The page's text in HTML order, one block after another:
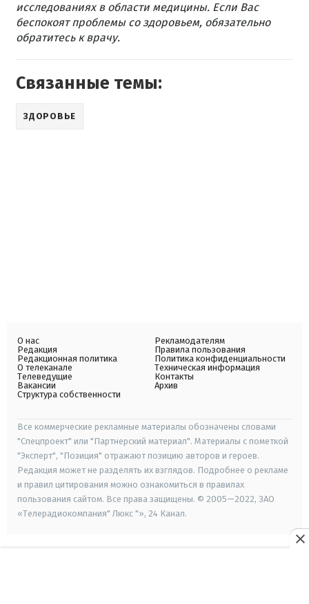
исследованиях в области медицины. Если Вас
беспокоят проблемы со здоровьем, обязательно
обратитесь к врачу.
Связанные темы:
ЗДОРОВЬЕ
О нас
Редакция
Редакционная политика
О телеканале
Телеведущие
Вакансии
Структура собственности
Рекламодателям
Правила пользования
Политика конфиденциальности
Техническая информация
Контакты
Архив
Все коммерческие рекламные материалы обозначены словами
"Спецпроект" или "Партнерский материал". Материалы с пометкой
"Эксперт", "Позиция" отражают позицию авторов и героев.
Редакция может не разделять их взглядов. Подробнее о рекламе
и правил цитирования можно ознакомиться в правилах
пользования сайтом. Все права защищены. © 2005—2022, ЗАО
«Телерадиокомпания" Люкс "», 24 Канал.